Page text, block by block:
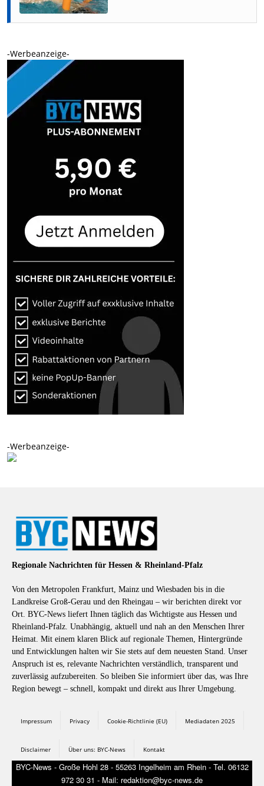
-Werbeanzeige-
-Werbeanzeige-
Regionale Nachrichten für Hessen & Rheinland-Pfalz
Von den Metropolen Frankfurt, Mainz und Wiesbaden bis in die
Landkreise Groß-Gerau und den Rheingau – wir berichten direkt vor
Ort. BYC-News liefert Ihnen täglich das Wichtigste aus Hessen und
Rheinland-Pfalz. Unabhängig, aktuell und nah an den Menschen Ihrer
Heimat. Mit einem klaren Blick auf regionale Themen, Hintergründe
und Entwicklungen halten wir Sie stets auf dem neuesten Stand. Unser
Anspruch ist es, relevante Nachrichten verständlich, transparent und
zuverlässig aufzubereiten. So bleiben Sie informiert über das, was Ihre
Region bewegt – schnell, kompakt und direkt aus Ihrer Umgebung.
Impressum Privacy Cookie-Richtlinie (EU) Mediadaten 2025
Disclaimer Über uns: BYC-News Kontakt
BYC-News - Große Hohl 28 - 55263 Ingelheim am Rhein - Tel. 06132
972 30 31 - Mail: redaktion@byc-news.de